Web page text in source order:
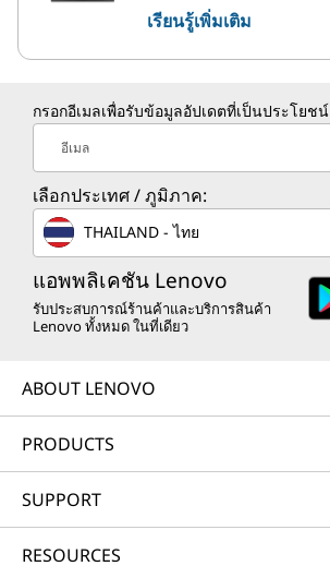
เรียนรู้เพิ่มเติม
กรอกอีเมลเพื่อรับข้อมูลอัปเดตที่เป็นประโยชน์
อีเมล
เลือกประเทศ / ภูมิภาค:
THAILAND - ไทย
แอพพลิเคชัน Lenovo
รับประสบการณ์ร้านค้าและบริการสินค้า
Lenovo ทั้งหมด ในที่เดียว
ABOUT LENOVO
PRODUCTS
SUPPORT
RESOURCES